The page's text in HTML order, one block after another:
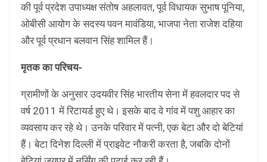
की पूर्व प्रदेश उपाध्यक्ष संतोष अहलावत, पूर्व विधायक सुभाष पूनिया,
ओबीसी आयोग के सदस्य पवन मावंडिया, भाजपा नेता राजेश दहिया
और पूर्व प्रधान बलवान सिंह शामिल हैं।
मृतक का परिचय-
ग्रामीणों के अनुसार उदयवीर सिंह भारतीय सेना में हवलदार पद से
वर्ष 2011 में रिटायर्ड हुए थे। इसके बाद वे गांव में पशु आहार का
व्यवसाय कर रहे थे। उनके परिवार में पत्नी, एक बेटा और दो बेटियां
हैं। बेटा दिनेश दिल्ली में प्राइवेट नौकरी करता है, जबकि दोनों